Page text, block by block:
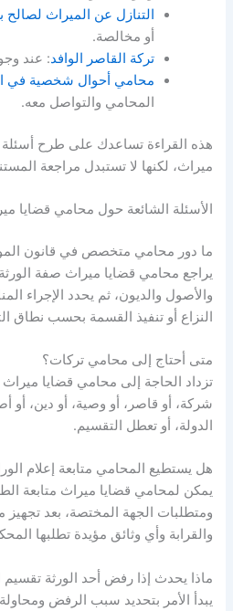
التنازل عن الميراث لصالح
أو مخالصة.
تركة القاصر الوافد: عند
محامي أحوال شخصية في
المحامي والتواصل معه.
هذه القراءة تساعدك على طرح
ميراث، لكنها لا تستبدل مراجعة
الأسئلة الشائعة حول محامي قضايا
ما دور محامي متخصص في قانون
يراجع محامي قضايا ميراث صفة
والأصول والديون، ثم يحدد الإجراء
النزاع أو تنفيذ القسمة بحسب نطاق
متى أحتاج إلى محامي تركات؟
تزداد الحاجة إلى محامي قضايا
شركة، أو قاصر، أو وصية، أو دين،
الدولة، أو تعطل التقسيم.
هل يستطيع المحامي متابعة إعلام
يمكن لمحامي قضايا ميراث متابعة
ومتطلبات الجهة المختصة، بعد تجهيز
والقرابة وأي وثائق مؤيدة تطلبها
ماذا يحدث إذا رفض أحد الورثة تقسيم
يبدأ الأمر بتحديد سبب الرفض